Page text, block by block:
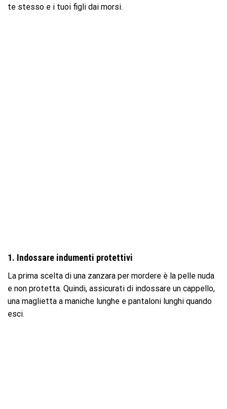
te stesso e i tuoi figli dai morsi.
1. Indossare indumenti protettivi
La prima scelta di una zanzara per mordere è la pelle nuda
e non protetta. Quindi, assicurati di indossare un cappello,
una maglietta a maniche lunghe e pantaloni lunghi quando
esci.